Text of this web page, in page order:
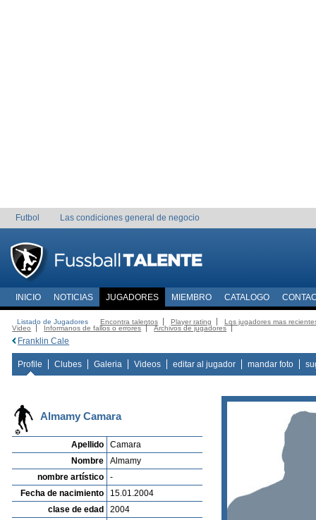
Futbol Las condiciones general de negocio
INICIO NOTICIAS JUGADORES MIEMBRO CATALOGO
Listado de Jugadores Encontra talentos Player rating
Los jugadores mas
Video
Informanos de fallos o errores Archivos de jugadores
Franklin Cale
Profile Clubes Galeria Videos editar al jugador mandar foto
Almamy Camara
Apellido
Camara
Nombre
Almamy
nombre artístico
-
Fecha de nacimiento
15.01.2004
clase de edad
2004